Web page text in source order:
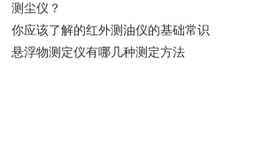
测尘仪？
你应该了解的红外测油仪的基础常识
悬浮物测定仪有哪几种测定方法